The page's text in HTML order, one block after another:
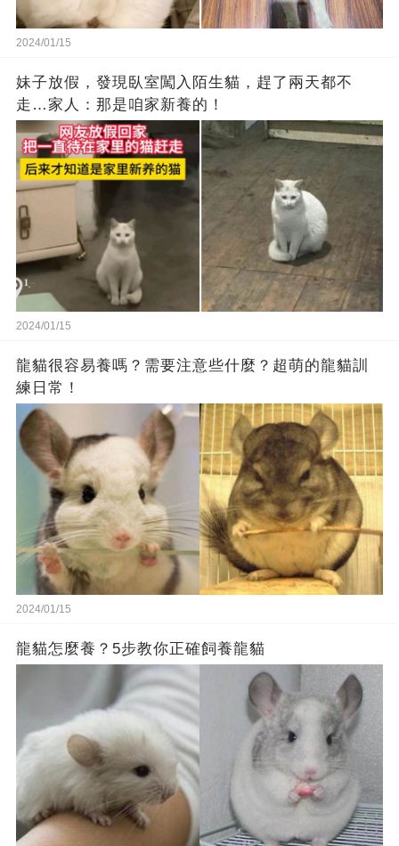
2024/01/15
妹子放假，發現臥室闖入陌生貓，趕了兩天都不
走…家人：那是咱家新養的！
2024/01/15
龍貓很容易養嗎？需要注意些什麼？超萌的龍貓訓
練日常！
2024/01/15
龍貓怎麼養？5步教你正確飼養龍貓